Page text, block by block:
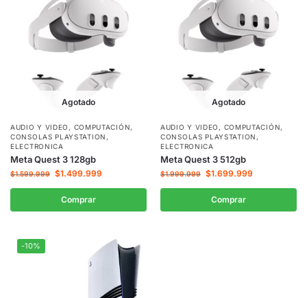
Agotado
AUDIO Y VIDEO , COMPUTACIÓN,
CONSOLAS PLAYSTATION ,
ELECTRONICA
Meta Quest 3 128gb
$1.599.999 $1.499.999
Comprar
Agotado
AUDIO Y VIDEO , COMPUTACIÓN,
CONSOLAS PLAYSTATION ,
ELECTRONICA
Meta Quest 3 512gb
$1.999.999 $1.699.999
Comprar
-10%